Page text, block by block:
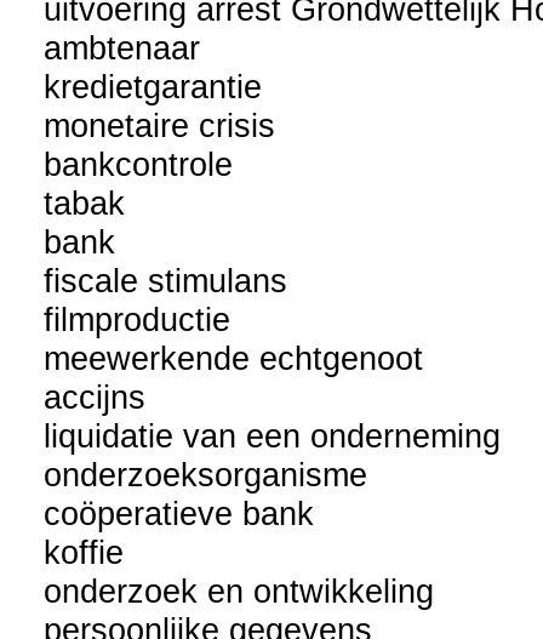
uitvoering arrest Grondwettelijk
ambtenaar
kredietgarantie
monetaire crisis
bankcontrole
tabak
bank
fiscale stimulans
filmproductie
meewerkende echtgenoot
accijns
liquidatie van een onderneming
onderzoeksorganisme
coöperatieve bank
koffie
onderzoek en ontwikkeling
persoonlijke gegevens